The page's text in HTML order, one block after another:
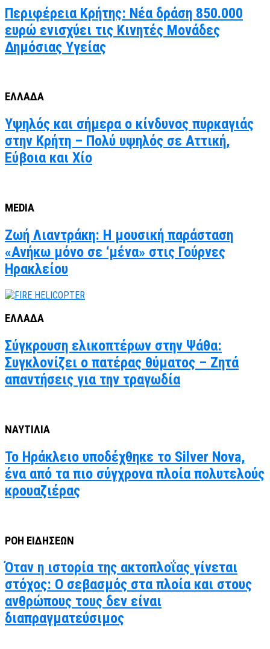
Περιφέρεια Κρήτης: Νέα δράση 850.000
ευρώ ενισχύει τις Κινητές Μονάδες
Δημόσιας Υγείας
ΕΛΛΑΔΑ
Υψηλός και σήμερα ο κίνδυνος πυρκαγιάς
στην Κρήτη – Πολύ υψηλός σε Αττική,
Εύβοια και Χίο
MEDIA
Ζωή Λιαντράκη: Η μουσική παράσταση
«Ανήκω μόνο σε ‘μένα» στις Γούρνες
Ηρακλείου
ΕΛΛΑΔΑ
Σύγκρουση ελικοπτέρων στην Ψάθα:
Συγκλονίζει ο πατέρας θύματος – Ζητά
απαντήσεις για την τραγωδία
ΝΑΥΤΙΛΙΑ
Το Ηράκλειο υποδέχθηκε το Silver Nova,
ένα από τα πιο σύγχρονα πλοία πολυτελούς
κρουαζιέρας
ΡΟΗ ΕΙΔΗΣΕΩΝ
Όταν η ιστορία της ακτοπλοΐας γίνεται
στόχος: Ο σεβασμός στα πλοία και στους
ανθρώπους τους δεν είναι
διαπραγματεύσιμος